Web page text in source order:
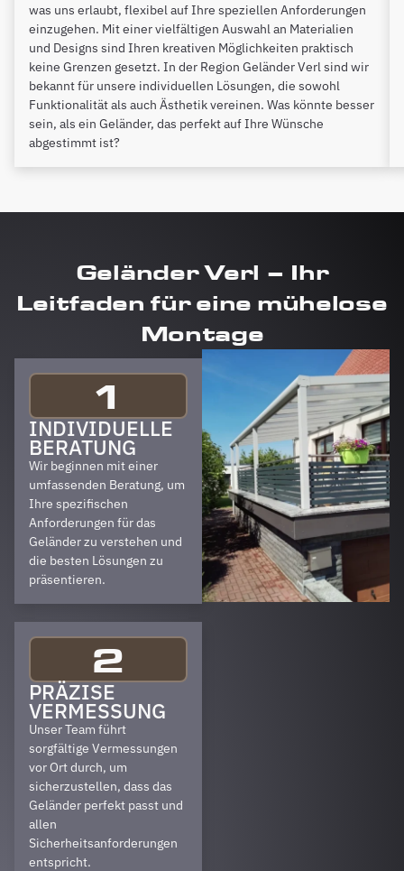
was uns erlaubt, flexibel auf Ihre speziellen Anforderungen
einzugehen. Mit einer vielfältigen Auswahl an Materialien
und Designs sind Ihren kreativen Möglichkeiten praktisch
keine Grenzen gesetzt. In der Region Geländer Verl sind wir
bekannt für unsere individuellen Lösungen, die sowohl
Funktionalität als auch Ästhetik vereinen. Was könnte besser
sein, als ein Geländer, das perfekt auf Ihre Wünsche
abgestimmt ist?
Geländer Verl – Ihr
Leitfaden für eine mühelose
Montage
1
INDIVIDUELLE
BERATUNG
Wir beginnen mit einer
umfassenden Beratung, um
Ihre spezifischen
Anforderungen für das
Geländer zu verstehen und
die besten Lösungen zu
präsentieren.
2
PRÄZISE
VERMESSUNG
Unser Team führt
sorgfältige Vermessungen
vor Ort durch, um
sicherzustellen, dass das
Geländer perfekt passt und
allen
Sicherheitsanforderungen
entspricht.